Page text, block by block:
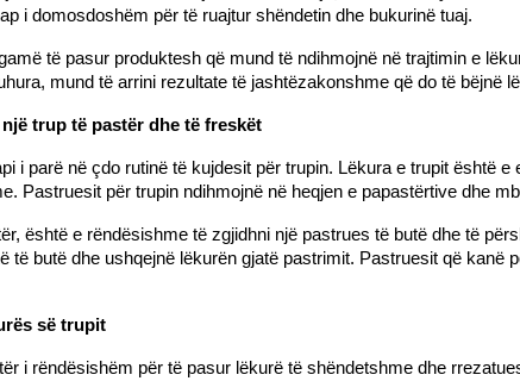
i domosdoshëm për të ruajtur shëndetin dhe bukurinë tuaj.
të pasur produktesh që mund të ndihmojnë në trajtimin e
mund të arrini rezultate të jashtëzakonshme që do të bëjnë
trup të pastër dhe të freskët
i parë në çdo rutinë të kujdesit për trupin. Lëkura e trupit është
Pastruesit për trupin ndihmojnë në heqjen e papastërtive dhe
është e rëndësishme të zgjidhni një pastrues të butë dhe të
të butë dhe ushqejnë lëkurën gjatë pastrimit. Pastruesit që
së trupit
i rëndësishëm për të pasur lëkurë të shëndetshme dhe